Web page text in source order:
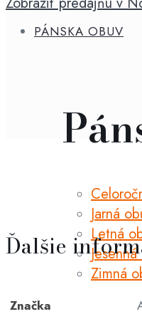
PÁNSKA OBUV
Jarná
Letná
Zimná
Ďalšie
Značka